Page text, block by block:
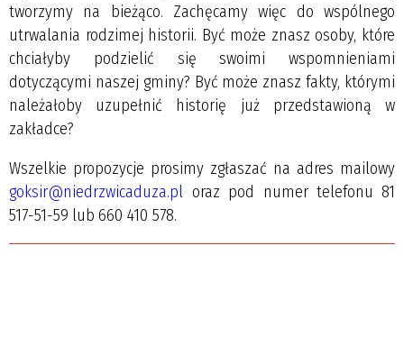
tworzymy na bieżąco. Zachęcamy więc do wspólnego
utrwalania rodzimej historii. Być może znasz osoby, które
chciałyby podzielić się swoimi wspomnieniami
dotyczącymi naszej gminy? Być może znasz fakty, którymi
należałoby uzupełnić historię już przedstawioną w
zakładce?
Wszelkie propozycje prosimy zgłaszać na adres mailowy
goksir@niedrzwicaduza.pl oraz pod numer telefonu 81
517-51-59 lub 660 410 578.